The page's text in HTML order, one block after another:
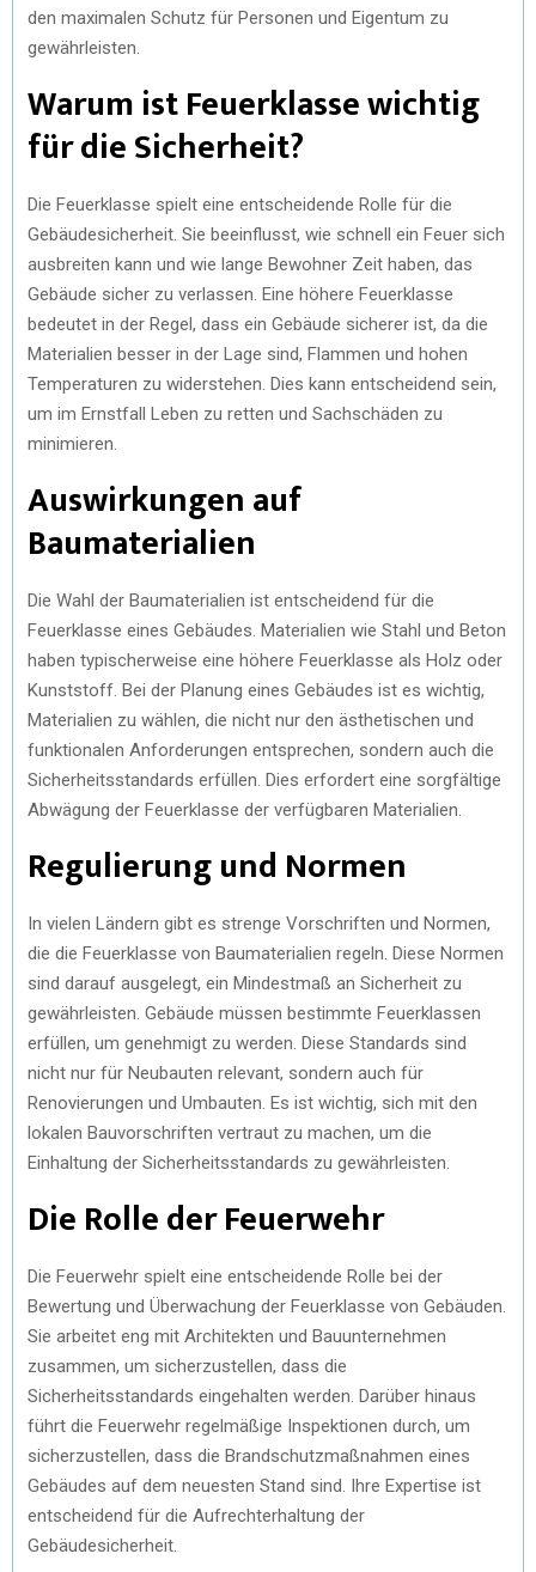
den maximalen Schutz für Personen und Eigentum zu
gewährleisten.
Warum ist Feuerklasse wichtig
für die Sicherheit?
Die Feuerklasse spielt eine entscheidende Rolle für die
Gebäudesicherheit. Sie beeinflusst, wie schnell ein Feuer sich
ausbreiten kann und wie lange Bewohner Zeit haben, das
Gebäude sicher zu verlassen. Eine höhere Feuerklasse
bedeutet in der Regel, dass ein Gebäude sicherer ist, da die
Materialien besser in der Lage sind, Flammen und hohen
Temperaturen zu widerstehen. Dies kann entscheidend sein,
um im Ernstfall Leben zu retten und Sachschäden zu
minimieren.
Auswirkungen auf
Baumaterialien
Die Wahl der Baumaterialien ist entscheidend für die
Feuerklasse eines Gebäudes. Materialien wie Stahl und Beton
haben typischerweise eine höhere Feuerklasse als Holz oder
Kunststoff. Bei der Planung eines Gebäudes ist es wichtig,
Materialien zu wählen, die nicht nur den ästhetischen und
funktionalen Anforderungen entsprechen, sondern auch die
Sicherheitsstandards erfüllen. Dies erfordert eine sorgfältige
Abwägung der Feuerklasse der verfügbaren Materialien.
Regulierung und Normen
In vielen Ländern gibt es strenge Vorschriften und Normen,
die die Feuerklasse von Baumaterialien regeln. Diese Normen
sind darauf ausgelegt, ein Mindestmaß an Sicherheit zu
gewährleisten. Gebäude müssen bestimmte Feuerklassen
erfüllen, um genehmigt zu werden. Diese Standards sind
nicht nur für Neubauten relevant, sondern auch für
Renovierungen und Umbauten. Es ist wichtig, sich mit den
lokalen Bauvorschriften vertraut zu machen, um die
Einhaltung der Sicherheitsstandards zu gewährleisten.
Die Rolle der Feuerwehr
Die Feuerwehr spielt eine entscheidende Rolle bei der
Bewertung und Überwachung der Feuerklasse von Gebäuden.
Sie arbeitet eng mit Architekten und Bauunternehmen
zusammen, um sicherzustellen, dass die
Sicherheitsstandards eingehalten werden. Darüber hinaus
führt die Feuerwehr regelmäßige Inspektionen durch, um
sicherzustellen, dass die Brandschutzmaßnahmen eines
Gebäudes auf dem neuesten Stand sind. Ihre Expertise ist
entscheidend für die Aufrechterhaltung der
Gebäudesicherheit.